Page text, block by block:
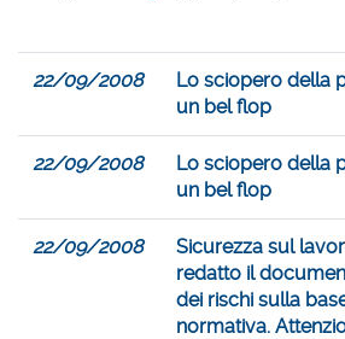
22/09/2008
Lo sciopero della
un bel flop
22/09/2008
Lo sciopero della
un bel flop
22/09/2008
Sicurezza sul
redatto il
dei rischi sulla
normativa.